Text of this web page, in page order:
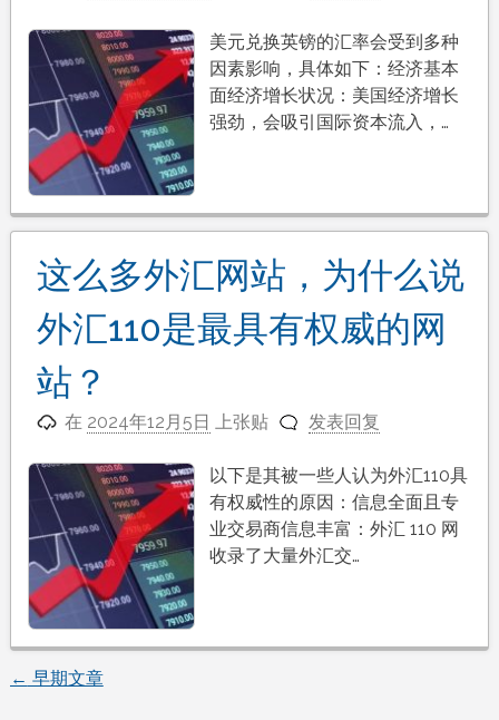
美元兑换英镑的汇率会受到多种
因素影响，具体如下：经济基本
面经济增长状况：美国经济增长
强劲，会吸引国际资本流入，…
这么多外汇网站，为什么说
外汇110是最具有权威的网
站？
在 2024年12月5日 上张贴 发表回复
以下是其被一些人认为外汇110具
有权威性的原因：信息全面且专
业交易商信息丰富：外汇 110 网
收录了大量外汇交…
文
← 早期文章